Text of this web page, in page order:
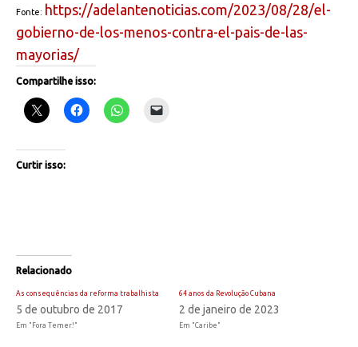
Fonte: https://adelantenoticias.com/2023/08/28/el-
gobierno-de-los-menos-contra-el-pais-de-las-
mayorias/
Compartilhe isso:
Curtir isso:
Relacionado
As consequências da reforma trabalhista
5 de outubro de 2017
Em "Fora Temer!"
64 anos da Revolução Cubana
2 de janeiro de 2023
Em "Caribe"